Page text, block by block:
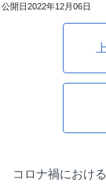
2022年12月06日
コロナ禍におけ